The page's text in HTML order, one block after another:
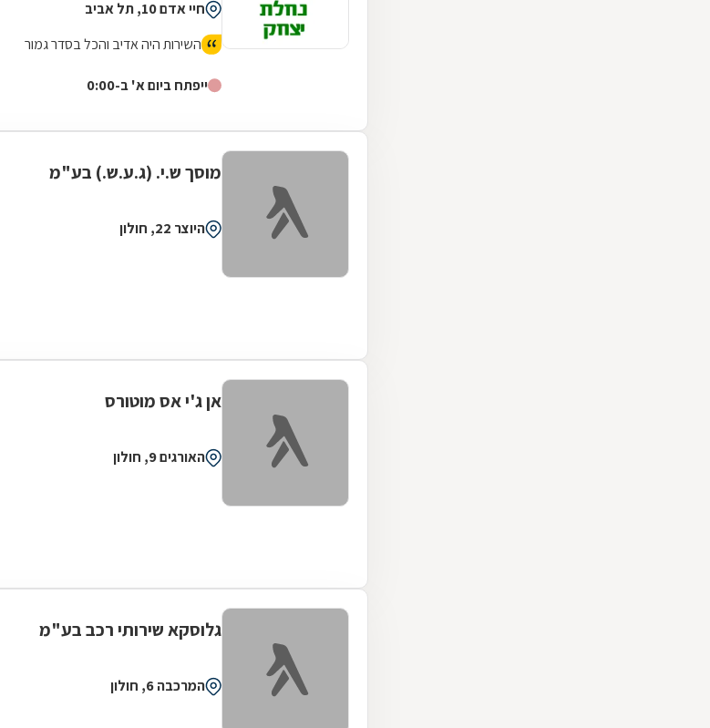
חיי אדם 10, תל אביב
השירות היה אדיב והכל בסדר גמור
ייפתח ביום א' ב-0:00
מוסך ש.י. (ג.ע.ש.) בע"מ
היוצר 22, חולון
אן ג'י אס מוטורס
האורגים 9, חולון
גלוסקא שירותי רכב בע"מ
המרכבה 6, חולון